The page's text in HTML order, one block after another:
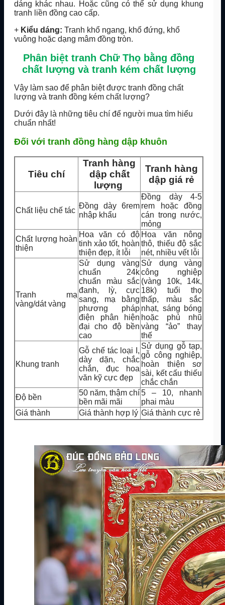
dáng khác nhau. Hoặc cũng có thể sử dụng khung
tranh liền đồng cao cấp.
+ Kiểu dáng: Tranh khổ ngang, khổ đứng, khổ
vuông hoặc dạng mâm đồng tròn.
Phân biệt tranh Chữ Thọ bằng đồng
chất lượng và tranh kém chất lượng
Vậy làm sao để phân biệt được tranh đồng chất
lượng và tranh đồng kém chất lượng?
Dưới đây là những tiêu chí để người mua tìm hiểu
chuẩn nhất!
Đối với tranh đồng hàng dập khuôn
Tiêu chí
Tranh hàng
dập chất
lượng
Tranh hàng
dập giá rẻ
Chất liệu chế tác
Đồng dày 6rem
nhập khẩu
Đồng dày 4-5
rem hoặc đồng
cán trong nước,
mỏng
Chất lượng hoàn
thiện
Hoa văn có độ
tinh xảo tốt, hoàn
thiện đẹp, ít lỗi
Hoa văn nông
thô, thiếu độ sắc
nét, nhiều vết lỗi
Tranh mạ
vàng/dát vàng
Sử dụng vàng
chuẩn 24k
chuẩn màu sắc
đanh, lỳ, cực
sang, mạ bằng
phương pháp
điện phân hiện
đại cho độ bền
cao
Sử dụng vàng
công nghiệp
(vàng 10k, 14k,
18k) tuổi thọ
thấp, màu sắc
nhạt, sáng bóng
hoặc phủ nhũ
vàng “ảo” thay
thế
Khung tranh
Gỗ chế tác loại I,
dày dặn, chắc
chắn, đục hoa
văn kỹ cực đẹp
Sử dụng gỗ tạp,
gỗ công nghiệp,
hoàn thiện sơ
sài, kết cấu thiếu
chắc chắn
Độ bền
50 năm, thậm chí
bền mãi mãi
5 – 10, nhanh
phai màu
Giá thành
Giá thành hợp lý Giá thành cực rẻ